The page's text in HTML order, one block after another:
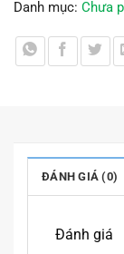
Danh mục: Chưa
ĐÁNH GIÁ (0)
Đánh giá